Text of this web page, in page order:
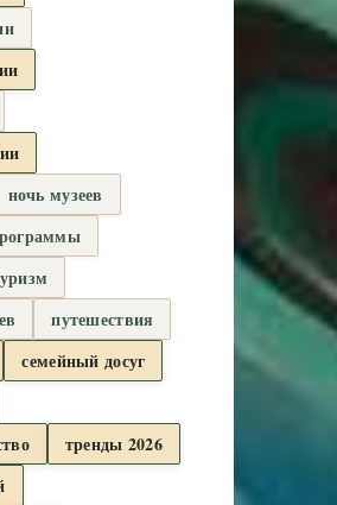
ночь музеев
путешествия
семейный досуг
тренды 2026